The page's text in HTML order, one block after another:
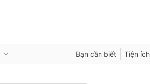
Bạn cần biết Tiện ích